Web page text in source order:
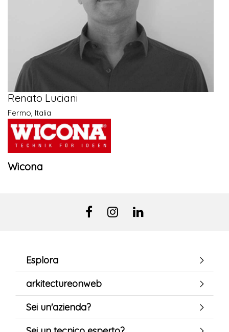
Renato Luciani
Fermo, Italia
Wicona
Esplora
arkitectureonweb
Sei un'azienda?